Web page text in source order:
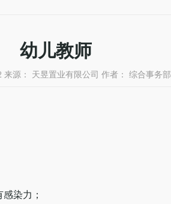
幼儿教师
来源： 天昱置业有限公司 作者： 综合事务部
染力；